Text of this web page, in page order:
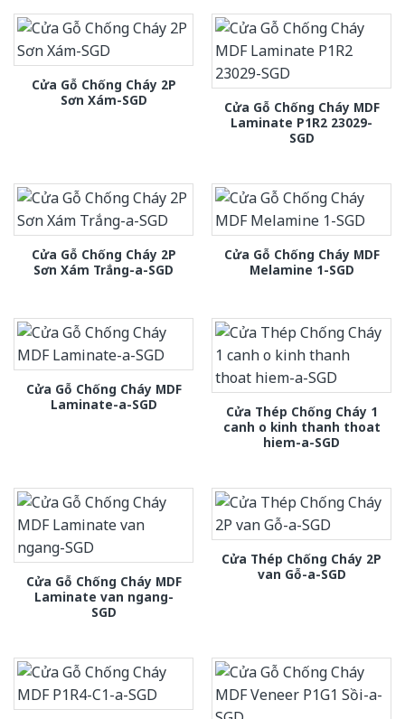
Cửa Gỗ Chống Cháy 2P
Sơn Xám-SGD
Cửa Gỗ Chống Cháy MDF
Laminate P1R2 23029-
SGD
Cửa Gỗ Chống Cháy 2P
Sơn Xám Trắng-a-SGD
Cửa Gỗ Chống Cháy MDF
Melamine 1-SGD
Cửa Gỗ Chống Cháy MDF
Laminate-a-SGD
Cửa Thép Chống Cháy 1
canh o kinh thanh thoat
hiem-a-SGD
Cửa Gỗ Chống Cháy MDF
Laminate van ngang-
SGD
Cửa Thép Chống Cháy 2P
van Gỗ-a-SGD